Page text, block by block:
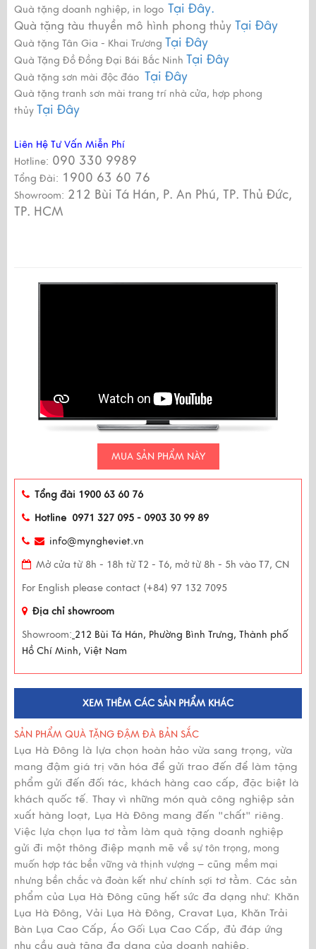
Quà tặng doanh nghiệp, in logo Tại Đây.
Quà tặng tàu thuyền mô hình phong thủy Tại Đây
Quà tặng Tân Gia - Khai Trương Tại Đây
Quà Tặng Đồ Đồng Đại Bái Bắc Ninh Tại Đây
Quà tặng sơn mài độc đáo Tại Đây
Quà tặng tranh sơn mài trang trí nhà cửa, hợp phong
thủy Tại Đây
Liên Hệ Tư Vấn Miễn Phí
Hotline: 090 330 9989
Tổng Đài: 1900 63 60 76
Showroom: 212 Bùi Tá Hán, P. An Phú, TP. Thủ Đức,
TP. HCM
MUA SẢN PHẨM NÀY
Tổng đài 1900 63 60 76
Hotline 0971 327 095 - 0903 30 99 89
info@myngheviet.vn
Mở cửa từ 8h - 18h từ T2 - T6, mở từ 8h - 5h vào T7, CN
For English please contact (+84) 97 132 7095
Địa chỉ showroom
Showroom: 212 Bùi Tá Hán, Phường Bình Trưng, Thành phố
Hồ Chí Minh, Việt Nam
XEM THÊM CÁC SẢN PHẨM KHÁC
SẢN PHẨM QUÀ TẶNG ĐẬM ĐÀ BẢN SẮC
Lụa Hà Đông là lựa chọn hoàn hảo vừa sang trọng, vừa
mang đậm giá trị văn hóa để gửi trao đến để làm tặng
phẩm gửi đến đối tác, khách hàng cao cấp, đặc biệt là
khách quốc tế. Thay vì những món quà công nghiệp sản
xuất hàng loạt, Lụa Hà Đông mang đến "chất" riêng.
Việc lựa chọn lụa tơ tằm làm quà tặng doanh nghiệp
gửi đi một thông điệp mạnh mẽ về sự tôn trọng, mong
muốn hợp tác bền vững và thịnh vượng – cũng mềm mại
nhưng bền chắc và đoàn kết như chính sợi tơ tằm. Các sản
phẩm của Lụa Hà Đông cũng hết sức đa dạng như: Khăn
Lụa Hà Đông, Vải Lụa Hà Đông, Cravat Lụa, Khăn Trải
Bàn Lụa Cao Cấp, Áo Gối Lụa Cao Cấp, đủ đáp ứng
nhu cầu quà tặng đa dạng của doanh nghiệp.